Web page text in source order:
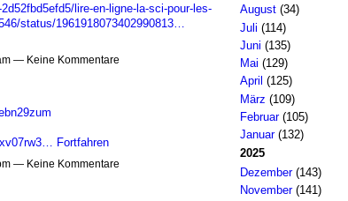
lire-en-ligne-la-sci-pour-les-
status/1961918073402990813…
— Keine Kommentare
Fortfahren
— Keine Kommentare
August(34)
Juli (114)
Juni (135)
Mai (129)
April (125)
März (109)
Februar(105)
Januar(132)
2025
Dezember(143)
November(141)